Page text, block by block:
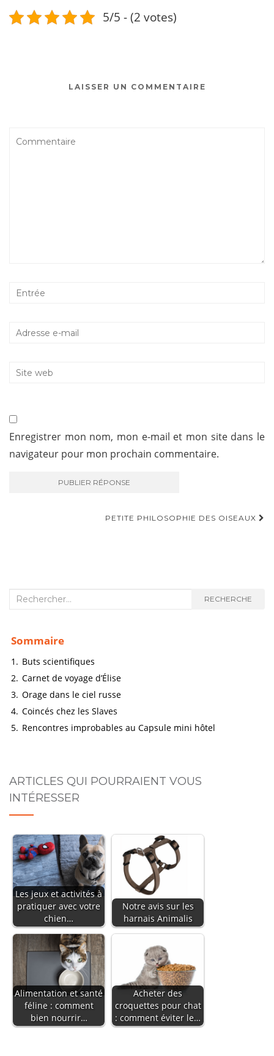
5/5 - (2 votes)
LAISSER UN COMMENTAIRE
Enregistrer mon nom, mon e-mail et mon site dans le
navigateur pour mon prochain commentaire.
PETITE PHILOSOPHIE DES OISEAUX
Recherche : RECHERCHE
Sommaire
1. Buts scientifiques
2. Carnet de voyage d’Élise
3. Orage dans le ciel russe
4. Coincés chez les Slaves
5. Rencontres improbables au Capsule mini hôtel
ARTICLES QUI POURRAIENT VOUS
INTÉRESSER
Les jeux et activités à
pratiquer avec votre
chien…
Notre avis sur les
harnais Animalis
Alimentation et santé
féline : comment
bien nourrir…
Acheter des
croquettes pour chat
: comment éviter le…